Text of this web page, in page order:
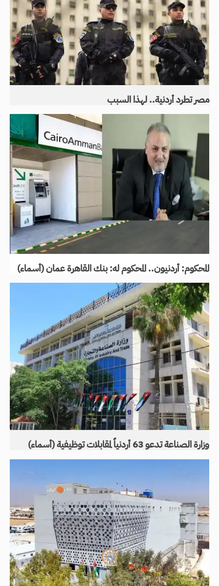
مصر تطرد أردنية.. لهذا السبب
المحكوم: أردنيون.. المحكوم له: بنك القاهرة عمان (أسماء)
وزارة الصناعة تدعو 63 أردنياً لمقابلات توظيفية (أسماء)